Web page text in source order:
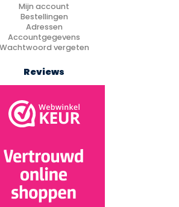
Mijn account
Bestellingen
Adressen
Accountgegevens
Wachtwoord vergeten
Reviews